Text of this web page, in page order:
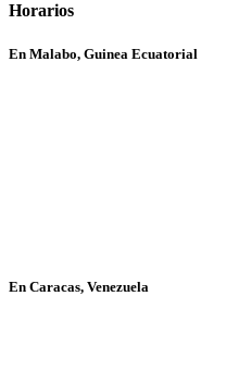
Horarios
En Malabo, Guinea Ecuatorial
En Caracas, Venezuela